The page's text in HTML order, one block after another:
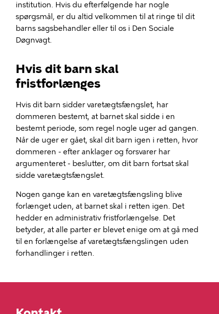
institution. Hvis du efterfølgende har nogle
spørgsmål, er du altid velkommen til at ringe til dit
barns sagsbehandler eller til os i Den Sociale
Døgnvagt.
Hvis dit barn skal
fristforlænges
Hvis dit barn sidder varetægtsfængslet, har
dommeren bestemt, at barnet skal sidde i en
bestemt periode, som regel nogle uger ad gangen.
Når de uger er gået, skal dit barn igen i retten, hvor
dommeren - efter anklager og forsvarer har
argumenteret - beslutter, om dit barn fortsat skal
sidde varetægtsfængslet.
Nogen gange kan en varetægtsfængsling blive
forlænget uden, at barnet skal i retten igen. Det
hedder en administrativ fristforlængelse. Det
betyder, at alle parter er blevet enige om at gå med
til en forlængelse af varetægtsfængslingen uden
forhandlinger i retten.